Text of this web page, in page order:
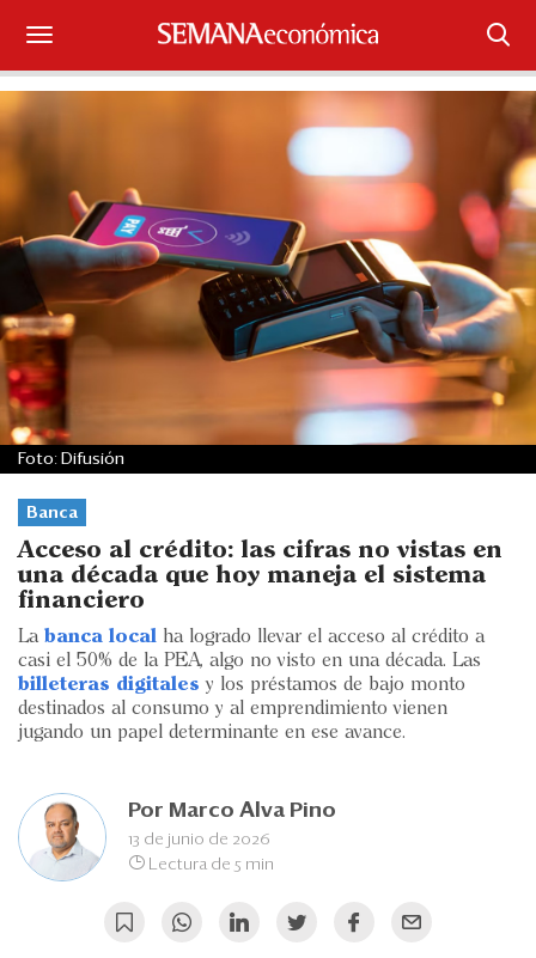
Suscríbase
Portada
¿Qué está pasando?
Sectores y Empresas
Management
Eventos
Blogs
Ranking CEO
Edición Impresa
Banca
Acceso al crédito: las cifras no vistas en
una década que hoy maneja el sistema
financiero
La banca local
ha logrado llevar el acceso al crédito a
casi el 50% de la PEA, algo no visto en una década. Las
billeteras digitales y los préstamos de bajo monto
destinados al consumo y al emprendimiento vienen
jugando un papel determinante en ese avance.
Por Marco Alva Pino
13 de junio de 2026
Lectura de 5 min
Foto: Difusión